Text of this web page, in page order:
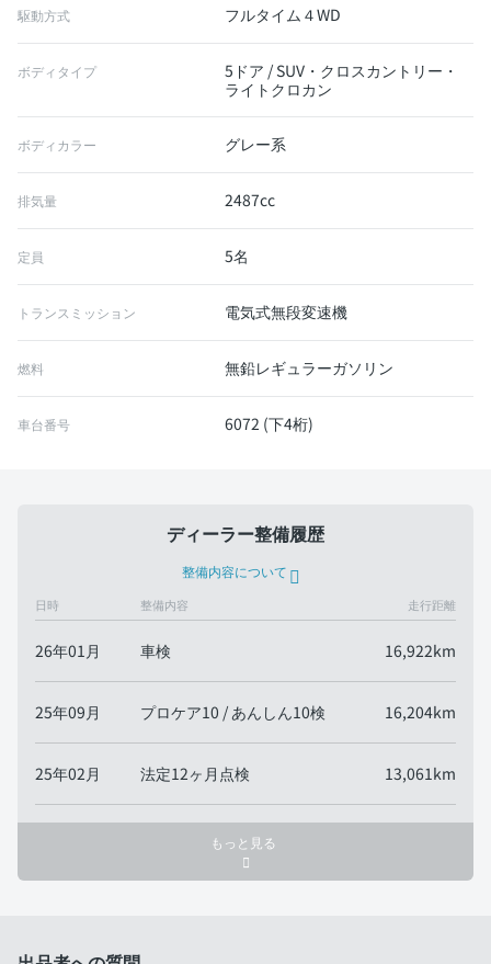
駆動方式 フルタイム４WD
ボディタイプ
5ドア / SUV・クロスカントリー・
ライトクロカン
ボディカラー グレー系
排気量 2487cc
定員 5名
トランスミッション 電気式無段変速機
燃料 無鉛レギュラーガソリン
車台番号 6072 (下4桁)
ディーラー整備履歴
整備内容について
日時 整備内容 走行距離
26年01月 車検 16,922km
25年09月 プロケア10 / あんしん10検 16,204km
25年02月 法定12ヶ月点検 13,061km
もっと見る